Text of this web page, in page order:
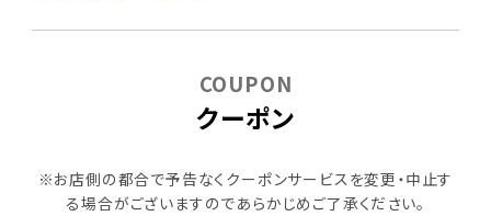
クーポン
COUPON
※お店側の都合で予告なくクーポンサービスを変更・中止す
る場合がございますのであらかじめご了承ください。